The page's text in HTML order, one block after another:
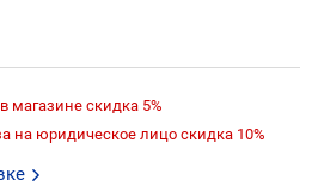
магазине скидка 5%
на юридическое лицо скидка 10%